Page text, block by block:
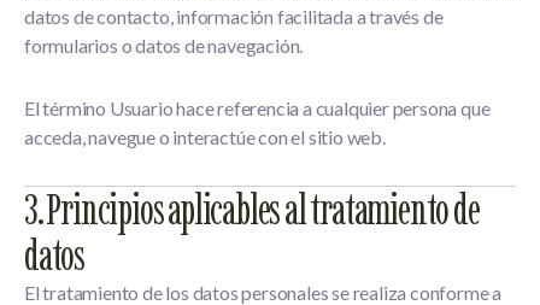
datos de contacto, información facilitada a través de
formularios o datos de navegación.
El término Usuariohace referencia a cualquier persona que
acceda, navegue o interactúe con el sitio web.
3. Principios aplicables al tratamiento de
datos
El tratamiento de los datos personales se realiza conforme a